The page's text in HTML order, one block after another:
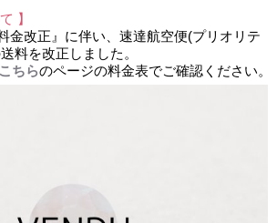
】
金改正』に伴い、速達航空便(プリオリテ
料を改正しました。
こちらのページの料金表でご確認ください。